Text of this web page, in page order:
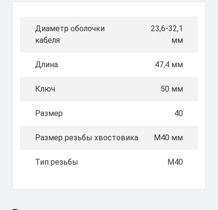
Диаметр оболочки
кабеля
23,6-32,1
мм
Длина 47,4 мм
Ключ 50 мм
Размер 40
Размер резьбы хвостовика М40 мм
Тип резьбы М40